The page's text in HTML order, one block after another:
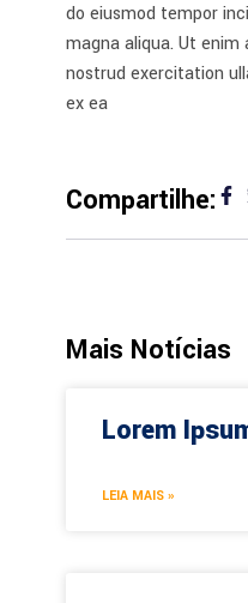
do eiusmod tempor
magna aliqua. Ut enim
nostrud exercitation
ex ea
Compartilhe:
Mais Notícias
Lorem
LEIA MAIS »